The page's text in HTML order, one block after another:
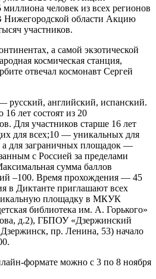
человек из всех регионов
Нижегородской области Акцию
участников.
а самой экзотической
космическая станция,
отвечал космонавт Сергей
русский, английский, испанский.
16 лет состоят из 20
Для участников старше 16 лет
для всех;10 — уникальных для
а для заграничных площадок —
с Россией за пределами
сумма баллов
–100. Время прохождения — 45
в Диктанте приглашают всех
площадку в МКУК
библиотека им. А. Горького»
д.2), ГБПОУ «Дзержинский
пр. Ленина, 53) начало
формате можно с 3 по 8 ноября